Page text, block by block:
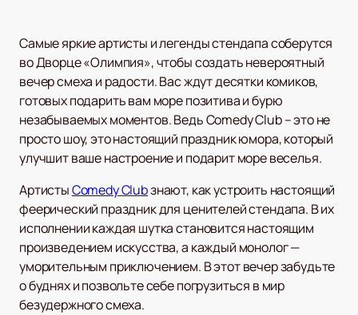
Самые яркие артисты и легенды стендапа соберутся
во Дворце «Олимпия», чтобы создать невероятный
вечер смеха и радости. Вас ждут десятки комиков,
готовых подарить вам море позитива и бурю
незабываемых моментов. Ведь Comedy Club – это не
просто шоу, это настоящий праздник юмора, который
улучшит ваше настроение и подарит море веселья.
АртистыComedy Clubзнают, как устроить настоящий
феерический праздник для ценителей стендапа. В их
исполнении каждая шутка становится настоящим
произведением искусства, а каждый монолог —
уморительным приключением. В этот вечер забудьте
о буднях и позвольте себе погрузиться в мир
безудержного смеха.